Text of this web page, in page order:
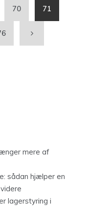
70 71
mere af
sådan hjælper en
lagerstyring i